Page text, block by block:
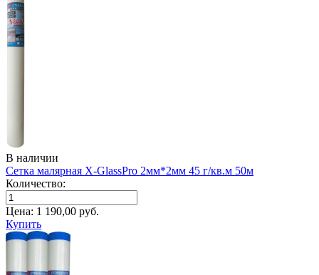
В наличии
Сетка малярная X-GlassPro 2мм*2мм 45 г/кв.м 50м
Количество:
Цена: 1 190,00 руб.
Купить